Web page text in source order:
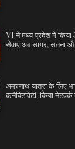
VI ने मध्य प्रदेश में किया
सेवाएं अब सागर, सतना
अमरनाथ यात्रा के लिए
कनेक्टिविटी, किया